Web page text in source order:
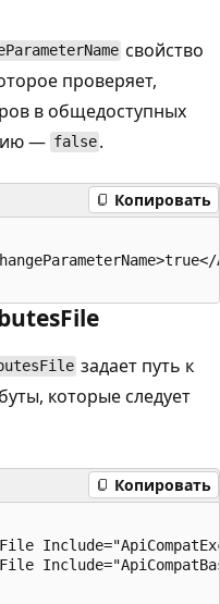
свойство
проверяет,
в общедоступных
— false .
Копировать
задает путь к
которые следует
Копировать